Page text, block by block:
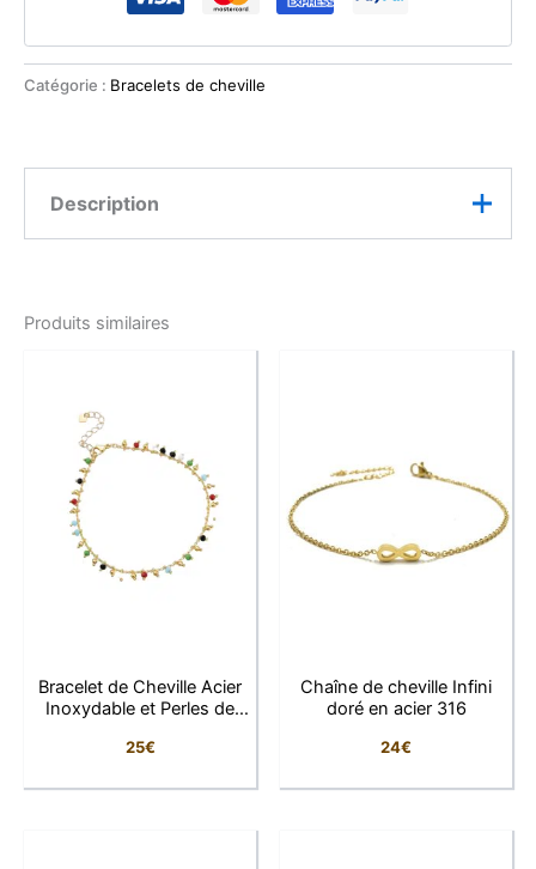
Catégorie : Bracelets de cheville
Description
petites perles colorées délicatement réparties le long
de la chaîne. Son design fin et raffiné apporte une
porter au quotidien.
Grâce à ses couleurs lumineuses et modernes, cette
chaîne de cheville accompagne parfaitement vos
tenues estivales, vos sandales ou vos looks
décontractés. Son style léger et féminin en fait un
bijou intemporel qui sublime subtilement la cheville.
permet un ajustement personnalisé pour un port
Produits similaires
Bracelet de Cheville Acier
Inoxydable et Perles de
25€
Chaîne de cheville Infini
doré en acier 316
24€